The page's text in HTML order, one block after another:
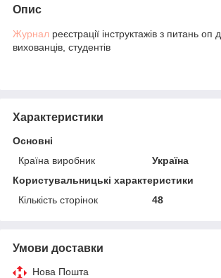
Опис
Журнал реєстрації інструктажів з питань оп
вихованців, студентів
Характеристики
Основні
Країна виробник
Україна
Користувальницькі характеристики
Кількість сторінок
48
Умови доставки
Нова Пошта